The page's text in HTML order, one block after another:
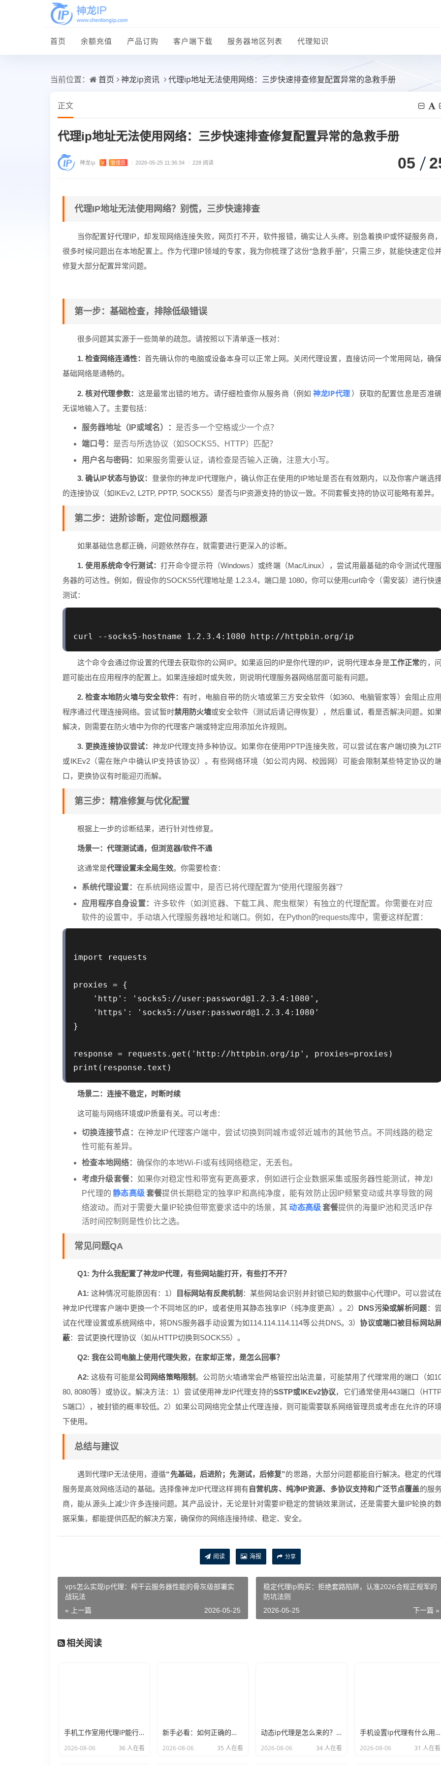
首页 余额充值 产品订购 客户端下载 服务器地区列表 代理知识
当前位置： 首页 神龙ip资讯 代理ip地址无法使用网络：三步快速排查修复配置异常的急救手册
正文
代理ip地址无法使用网络：三步快速排查修复配置异常的急救手册
神龙ip V 管理员 / 2026-05-25 11:36:34 / 228 阅读 05
代理IP地址无法使用网络？别慌，三步快速排查
当你配置好代理IP，却发现网络连接失败，网页打不开，软件报错，确实让人头疼。别急着换IP或怀疑服务商，
很多时候问题出在本地配置上。作为代理IP领域的专家，我为你梳理了这份“急救手册”，只需三步，就能快速定位
修复大部分配置异常问题。
第一步：基础检查，排除低级错误
很多问题其实源于一些简单的疏忽。请按照以下清单逐一核对：
1. 检查网络连通性： 首先确认你的电脑或设备本身可以正常上网。关闭代理设置，直接访问一个常用网站，确
基础网络是通畅的。
2. 核对代理参数： 这是最常出错的地方。请仔细检查你从服务商（例如 神龙IP代理 ）获取的配置信息是否准确
无误地输入了。主要包括：
服务器地址（IP或域名）： 是否多一个空格或少一个点？
端口号： 是否与所选协议（如SOCKS5、HTTP）匹配？
用户名与密码：如果服务需要认证，请检查是否输入正确，注意大小写。
3. 确认IP状态与协议： 登录你的神龙IP代理账户，确认你正在使用的IP地址是否在有效期内，以及你客户端选
的连接协议（如IKEv2, L2TP, PPTP, SOCKS5）是否与IP资源支持的协议一致。不同套餐支持的协议可能略有差异。
第二步：进阶诊断，定位问题根源
如果基础信息都正确，问题依然存在，就需要进行更深入的诊断。
1. 使用系统命令行测试：打开命令提示符（Windows）或终端（Mac/Linux），尝试用最基础的命令测试代理服
务器的可达性。例如，假设你的SOCKS5代理地址是 1.2.3.4，端口是 1080，你可以使用curl命令（需安装）进行快
测试：
这个命令会通过你设置的代理去获取你的公网IP。如果返回的IP是你代理的IP，说明代理本身是工作正常的，问
题可能出在应用程序的配置上。如果连接超时或失败，则说明代理服务器网络层面可能有问题。
2. 检查本地防火墙与安全软件：有时，电脑自带的防火墙或第三方安全软件（如360、电脑管家等）会阻止应用
程序通过代理连接网络。尝试暂时禁用防火墙或安全软件（测试后请记得恢复），然后重试，看是否解决问题。如果
解决，则需要在防火墙中为你的代理客户端或特定应用添加允许规则。
3. 更换连接协议尝试： 神龙IP代理支持多种协议。如果你在使用PPTP连接失败，可以尝试在客户端切换为
或IKEv2（需在账户中确认IP支持该协议）。有些网络环境（如公司内网、校园网）可能会限制某些特定协议的
口，更换协议有时能迎刃而解。
第三步：精准修复与优化配置
根据上一步的诊断结果，进行针对性修复。
场景一：代理测试通，但浏览器/软件不通
这通常是代理设置未全局生效。你需要检查：
系统代理设置：在系统网络设置中，是否已将代理配置为“使用代理服务器”？
应用程序自身设置： 许多软件（如浏览器、下载工具、爬虫框架）有独立的代理配置。你需要在对应
软件的设置中，手动填入代理服务器地址和端口。例如，在Python的requests库中，需要这样配置：
import requests
proxies = {
    'http': 'socks5://user:password@1.2.3.4:1080',
    'https': 'socks5://user:password@1.2.3.4:1080'
}
response = requests.get('http://httpbin.org/ip', proxies=proxies)
场景二：连接不稳定，时断时续
这可能与网络环境或IP质量有关。可以考虑：
切换连接节点： 在神龙IP代理客户端中，尝试切换到同城市或邻近城市的其他节点。不同线路的稳定
性可能有差异。
检查本地网络：确保你的本地Wi-Fi或有线网络稳定，无丢包。
考虑升级套餐： 如果你对稳定性和带宽有更高要求，例如进行企业数据采集或服务器性能测试，神龙I
P代理的 静态高级套餐提供长期稳定的独享IP和高纯净度，能有效防止因IP频繁变动或共享导致的网
络波动。而对于需要大量IP轮换但带宽要求适中的场景，其 动态高级套餐提供的海量IP池和灵活IP存
活时间控制则是性价比之选。
常见问题QA
Q1: 为什么我配置了神龙IP代理，有些网站能打开，有些打不开？
A1: 这种情况可能原因有：1） 目标网站有反爬机制 ：某些网站会识别并封锁已知的数据中心代理IP。可以尝试在
神龙IP代理客户端中更换一个不同地区的IP，或者使用其静态独享IP（纯净度更高）。2） DNS污染或解析问题：尝
试在代理设置或系统网络中，将DNS服务器手动设置为如114.114.114.114等公共DNS。3）协议或端口被目标网站
蔽：尝试更换代理协议（如从HTTP切换到SOCKS5）。
Q2: 我在公司电脑上使用代理失败，在家却正常，是怎么回事？
A2: 这极有可能是公司网络策略限制。公司防火墙通常会严格管控出站流量，可能禁用了代理常用的端口（如
80, 8080等）或协议。解决方法：1）尝试使用神龙IP代理支持的SSTP或IKEv2协议，它们通常使用443端口（
S端口），被封锁的概率较低。2）如果公司网络完全禁止代理连接，则可能需要联系网络管理员或考虑在允许的环境
下使用。
总结与建议
遇到代理IP无法使用，遵循“先基础，后进阶；先测试，后修复”的思路，大部分问题都能自行解决。稳定的代理
服务是高效网络活动的基础。选择像神龙IP代理这样拥有自营机房、纯净IP资源、多协议支持和广泛节点覆盖的服务
商，能从源头上减少许多连接问题。其产品设计，无论是针对需要IP稳定的营销效果测试，还是需要大量IP轮换的
据采集，都能提供匹配的解决方案，确保你的网络连接持续、稳定、安全。
阅读 海报 分享
vps怎么实现ip代理：榨干云服务器性能的骨灰级部署实
战玩法
« 上一篇 2026-05-25
稳定代理ip购买：拒绝套路陷阱，认准2026合规正规军的
防坑法则
下一篇 »
2026-05-25
相关阅读
手机工作室用代理IP能行么？过来人的经验告诉你答案
2026-08-06 36 人在看
新手必看：如何正确的选择代理ip软件，别再交智商税了
2026-08-06 35 人在看
动态ip代理是怎么来的？背后的原理比你想象的精彩
2026-08-06 34 人在看
手机设置ip代理有什么用？不只是改定位那么简单
2026-08-06 31 人在看